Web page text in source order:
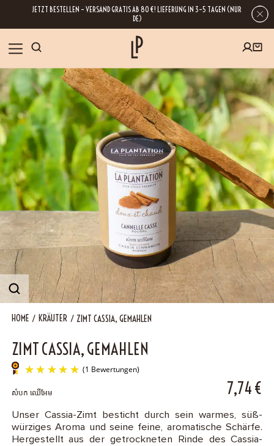
JETZT BESTELLEN – VERSAND GRATIS AB 80 €! LIEFERUNG IN 3–5 TAGEN (NUR
DE)
SHOP
GESCHENKE
BLOG
REZEPTE
BESUCHEN
ÜBER UNS
B2B
Contact
HOME KRÄUTER ZIMT CASSIA, GEMAHLEN
ZIMT CASSIA, GEMAHLEN
សំបក ឈើអែម 7,74€
Unser Cassia-Zimt besticht durch sein warmes, süß-
würziges Aroma und seine feine, aromatische Schärfe.
Hergestellt aus der getrockneten Rinde des Cassia-
(1 Bewertungen)
Wenn Sie Ihre E-Mail-Adresse hinterlassen, erhalten Sie Zugang zu unseren
Newslettern, die reich an Tipps, Inspirationen und Informationen über unsere
neuesten Entwicklungen sind. Selbstverständlich ist eine Abmeldung
jederzeit möglich.